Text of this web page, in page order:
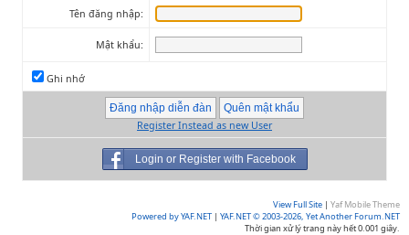
Tên đăng nhập:
Mật khẩu:
Ghi nhớ
Register Instead as new User
Login or Register with Facebook
View Full Site | Yaf Mobile Theme
Powered by YAF.NET | YAF.NET © 2003-2026, Yet Another Forum.NET
Thời gian xử lý trang này hết 0.001 giây.